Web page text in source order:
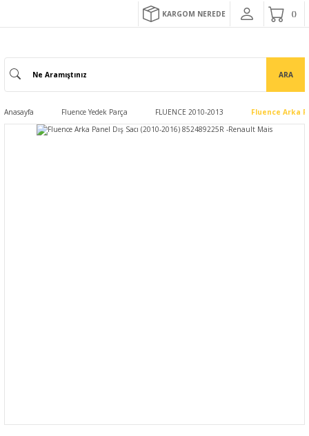
KARGOM NEREDE
ARA
Anasayfa Fluence Yedek Parça FLUENCE 2010-2013 Fluence Arka